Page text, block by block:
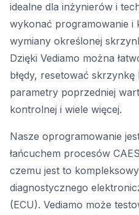
idealne dla inżynierów i
wykonać programowanie i
wymiany określonej
Dzięki Vediamo można
błędy, resetować
parametry poprzedniej
kontrolnej i wiele więcej.
Nasze oprogramowanie
łańcuchem procesów
czemu jest to
diagnostycznego
(ECU). Vediamo może